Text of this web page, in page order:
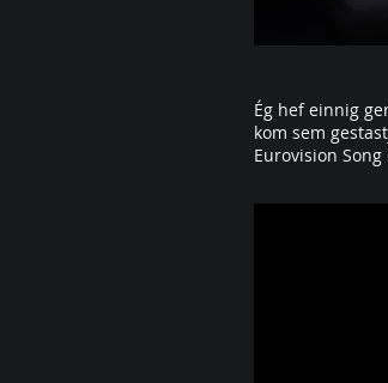
Ég hef einnig
kom sem
Eurovision Song